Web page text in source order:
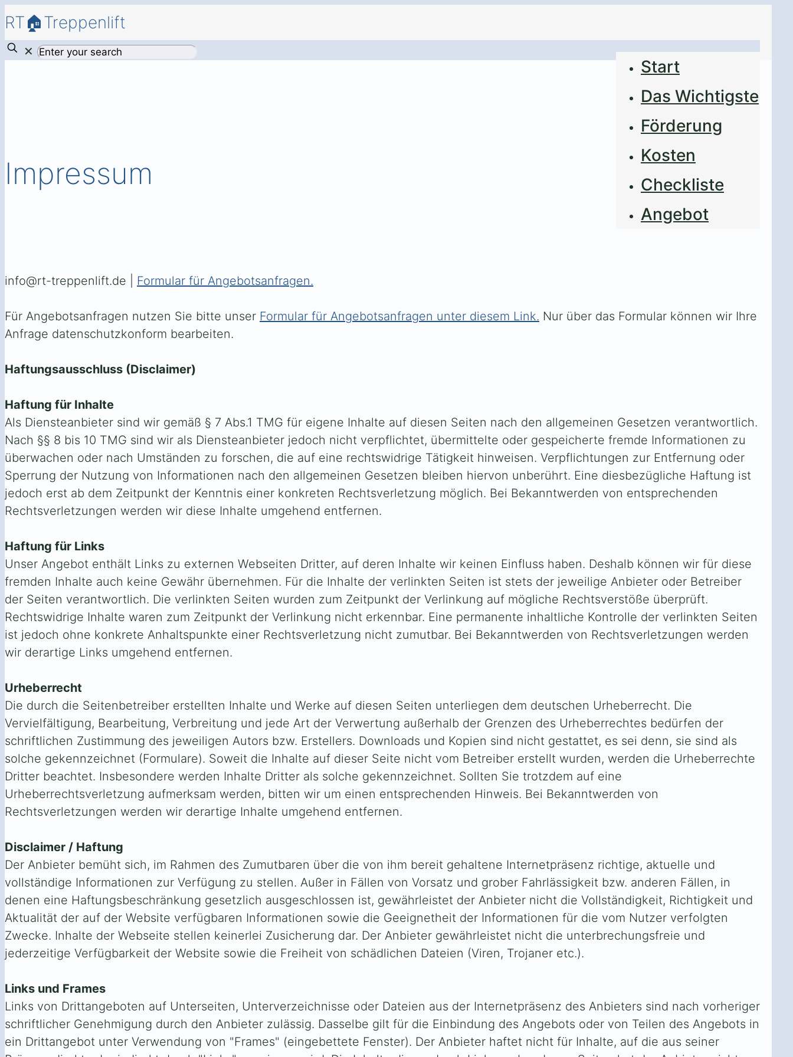
RT🏠Treppenlift
Start
Das Wichtigste
Förderung
Kosten
Checkliste
Angebot
✕
Impressum
info@rt-treppenlift.de | Formular für Angebotsanfragen.
Für Angebotsanfragen nutzen Sie bitte unser Formular für Angebotsanfragen unter diesem Link. Nur über das Formular können wir Ihre
Anfrage datenschutzkonform bearbeiten.
Haftungsausschluss (Disclaimer)
Haftung für Inhalte
Als Diensteanbieter sind wir gemäß § 7 Abs.1 TMG für eigene Inhalte auf diesen Seiten nach den allgemeinen Gesetzen verantwortlich.
Nach §§ 8 bis 10 TMG sind wir als Diensteanbieter jedoch nicht verpflichtet, übermittelte oder gespeicherte fremde Informationen zu
überwachen oder nach Umständen zu forschen, die auf eine rechtswidrige Tätigkeit hinweisen. Verpflichtungen zur Entfernung oder
Sperrung der Nutzung von Informationen nach den allgemeinen Gesetzen bleiben hiervon unberührt. Eine diesbezügliche Haftung ist
jedoch erst ab dem Zeitpunkt der Kenntnis einer konkreten Rechtsverletzung möglich. Bei Bekanntwerden von entsprechenden
Rechtsverletzungen werden wir diese Inhalte umgehend entfernen.
Haftung für Links
Unser Angebot enthält Links zu externen Webseiten Dritter, auf deren Inhalte wir keinen Einfluss haben. Deshalb können wir für diese
fremden Inhalte auch keine Gewähr übernehmen. Für die Inhalte der verlinkten Seiten ist stets der jeweilige Anbieter oder Betreiber
der Seiten verantwortlich. Die verlinkten Seiten wurden zum Zeitpunkt der Verlinkung auf mögliche Rechtsverstöße überprüft.
Rechtswidrige Inhalte waren zum Zeitpunkt der Verlinkung nicht erkennbar. Eine permanente inhaltliche Kontrolle der verlinkten Seiten
ist jedoch ohne konkrete Anhaltspunkte einer Rechtsverletzung nicht zumutbar. Bei Bekanntwerden von Rechtsverletzungen werden
wir derartige Links umgehend entfernen.
Urheberrecht
Die durch die Seitenbetreiber erstellten Inhalte und Werke auf diesen Seiten unterliegen dem deutschen Urheberrecht. Die
Vervielfältigung, Bearbeitung, Verbreitung und jede Art der Verwertung außerhalb der Grenzen des Urheberrechtes bedürfen der
schriftlichen Zustimmung des jeweiligen Autors bzw. Erstellers. Downloads und Kopien sind nicht gestattet, es sei denn, sie sind als
solche gekennzeichnet (Formulare). Soweit die Inhalte auf dieser Seite nicht vom Betreiber erstellt wurden, werden die Urheberrechte
Dritter beachtet. Insbesondere werden Inhalte Dritter als solche gekennzeichnet. Sollten Sie trotzdem auf eine
Urheberrechtsverletzung aufmerksam werden, bitten wir um einen entsprechenden Hinweis. Bei Bekanntwerden von
Rechtsverletzungen werden wir derartige Inhalte umgehend entfernen.
Disclaimer / Haftung
Der Anbieter bemüht sich, im Rahmen des Zumutbaren über die von ihm bereit gehaltene Internetpräsenz richtige, aktuelle und
vollständige Informationen zur Verfügung zu stellen. Außer in Fällen von Vorsatz und grober Fahrlässigkeit bzw. anderen Fällen, in
denen eine Haftungsbeschränkung gesetzlich ausgeschlossen ist, gewährleistet der Anbieter nicht die Vollständigkeit, Richtigkeit und
Aktualität der auf der Website verfügbaren Informationen sowie die Geeignetheit der Informationen für die vom Nutzer verfolgten
Zwecke. Inhalte der Webseite stellen keinerlei Zusicherung dar. Der Anbieter gewährleistet nicht die unterbrechungsfreie und
jederzeitige Verfügbarkeit der Website sowie die Freiheit von schädlichen Dateien (Viren, Trojaner etc.).
Links und Frames
Links von Drittangeboten auf Unterseiten, Unterverzeichnisse oder Dateien aus der Internetpräsenz des Anbieters sind nach vorheriger
schriftlicher Genehmigung durch den Anbieter zulässig. Dasselbe gilt für die Einbindung des Angebots oder von Teilen des Angebots in
ein Drittangebot unter Verwendung von "Frames" (eingebettete Fenster). Der Anbieter haftet nicht für Inhalte, auf die aus seiner